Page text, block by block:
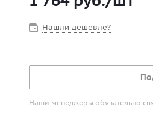
Нашли дешевле?
Наши менеджеры обязательно